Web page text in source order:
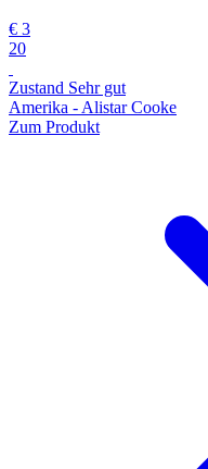
€ 3
20
Zustand Sehr gut
Amerika - Alistar Cooke
Zum Produkt